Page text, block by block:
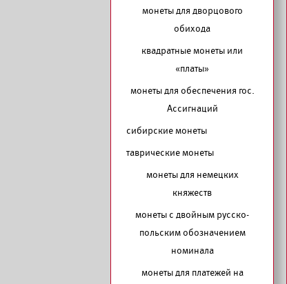
монеты для дворцового
обихода
квадратные монеты или
«платы»
монеты для обеспечения гос.
Ассигнаций
сибирские монеты
таврические монеты
монеты для немецких
княжеств
монеты с двойным русско-
польским обозначением
номинала
монеты для платежей на